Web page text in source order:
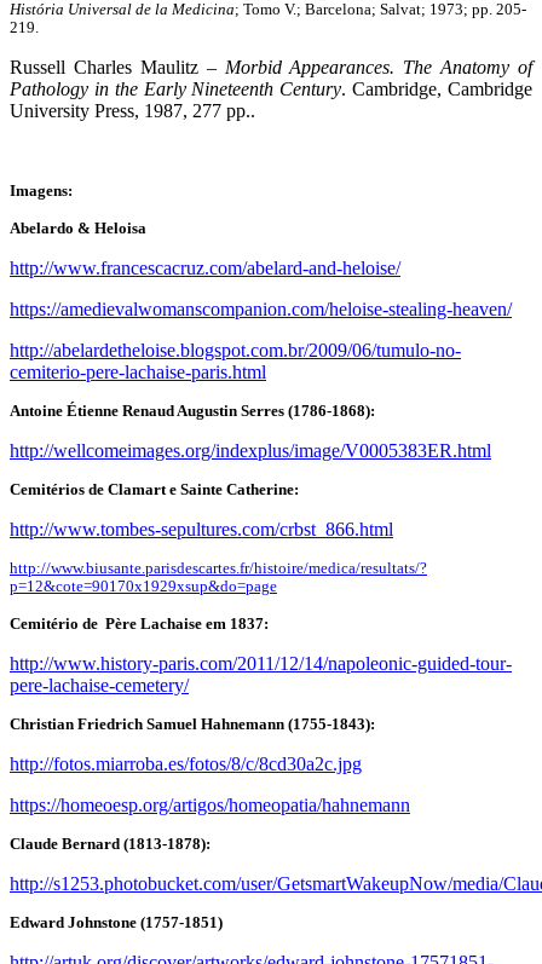
História Universal de la Medicina; Tomo V.; Barcelona; Salvat; 1973; pp. 205-
219.
Russell Charles Maulitz – Morbid Appearances. The Anatomy of
Pathology in the Early Nineteenth Century. Cambridge, Cambridge
University Press, 1987, 277 pp..
Imagens:
Abelardo & Heloisa
http://www.francescacruz.com/abelard-and-heloise/
https://amedievalwomanscompanion.com/heloise-stealing-heaven/
http://abelardetheloise.blogspot.com.br/2009/06/tumulo-no-
cemiterio-pere-lachaise-paris.html
Antoine Étienne Renaud Augustin Serres (1786-1868):
http://wellcomeimages.org/indexplus/image/V0005383ER.html
Cemitérios de Clamart e Sainte Catherine:
http://www.tombes-sepultures.com/crbst_866.html
http://www.biusante.parisdescartes.fr/histoire/medica/resultats/?
p=12&cote=90170x1929xsup&do=page
Cemitério de Père Lachaise em 1837:
http://www.history-paris.com/2011/12/14/napoleonic-guided-tour-
pere-lachaise-cemetery/
Christian Friedrich Samuel Hahnemann (1755-1843):
http://fotos.miarroba.es/fotos/8/c/8cd30a2c.jpg
https://homeoesp.org/artigos/homeopatia/hahnemann
Claude Bernard (1813-1878):
http://s1253.photobucket.com/user/GetsmartWakeupNow/media/
Edward Johnstone (1757-1851)